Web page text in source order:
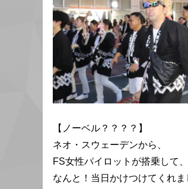
【ノーベル？？？？】
ネオ・スウェーデンから、
FS女性パイロットが搭乗して、
なんと！当日かけつけてくれま